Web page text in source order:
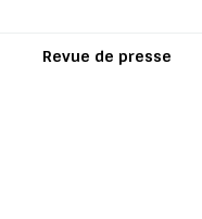
Revue de presse